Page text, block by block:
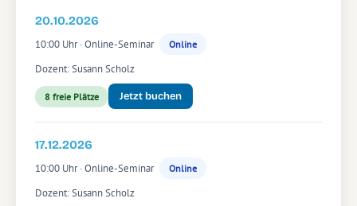
20.10.2026
10:00 Uhr · Online-Seminar Online
Dozent: Susann Scholz
8 freie Plätze Jetzt buchen
17.12.2026
10:00 Uhr · Online-Seminar Online
Dozent: Susann Scholz